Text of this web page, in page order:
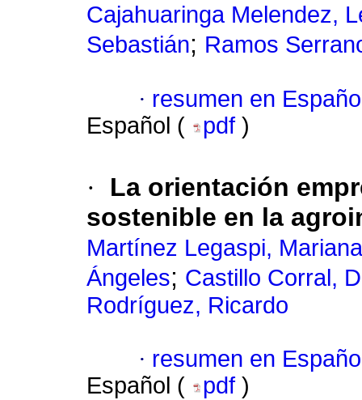
Cajahuaringa Melendez,
Sebastián; Ramos
· resumen en
Español (
pdf )
·
La orientación
sostenible en la
Martínez Legaspi,
Ángeles; Castillo Corral,
Rodríguez, Ricardo
· resumen en
Español (
pdf )